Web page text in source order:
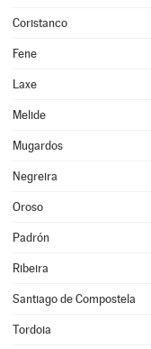
Coristanco
Fene
Laxe
Melide
Mugardos
Negreira
Oroso
Padrón
Ribeira
Santiago de Compostela
Tordoia